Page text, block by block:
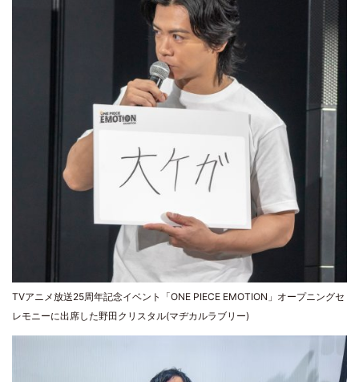
TVアニメ放送25周年記念イベント「ONE PIECE EMOTION」オープニングセ
レモニーに出席した野田クリスタル(マヂカルラブリー)